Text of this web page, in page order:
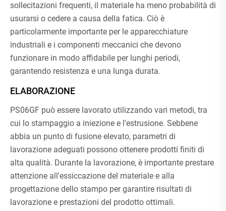
sollecitazioni frequenti, il materiale ha meno probabilità di
usurarsi o cedere a causa della fatica. Ciò è
particolarmente importante per le apparecchiature
industriali e i componenti meccanici che devono
funzionare in modo affidabile per lunghi periodi,
garantendo resistenza e una lunga durata.
ELABORAZIONE
PS06GF può essere lavorato utilizzando vari metodi, tra
cui lo stampaggio a iniezione e l'estrusione. Sebbene
abbia un punto di fusione elevato, parametri di
lavorazione adeguati possono ottenere prodotti finiti di
alta qualità. Durante la lavorazione, è importante prestare
attenzione all'essiccazione del materiale e alla
progettazione dello stampo per garantire risultati di
lavorazione e prestazioni del prodotto ottimali.